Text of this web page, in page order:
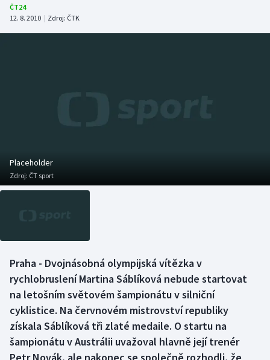
Americký fotbal
Box
Curling
Futsal
Golf
Gymnastika
NEPŘEHLÉDNĚTE
ČT24
12. 8. 2010 | Zdroj: ČTK
Placeholder
Zdroj: ČT sport
Praha - Dvojnásobná olympijská vítězka v
rychlobruslení Martina Sáblíková nebude startovat
na letošním světovém šampionátu v silniční
cyklistice. Na červnovém mistrovství republiky
získala Sáblíková tři zlaté medaile. O startu na
šampionátu v Austrálii uvažoval hlavně její trenér